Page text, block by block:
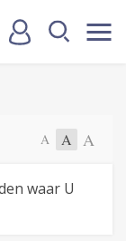
A A A
waar U